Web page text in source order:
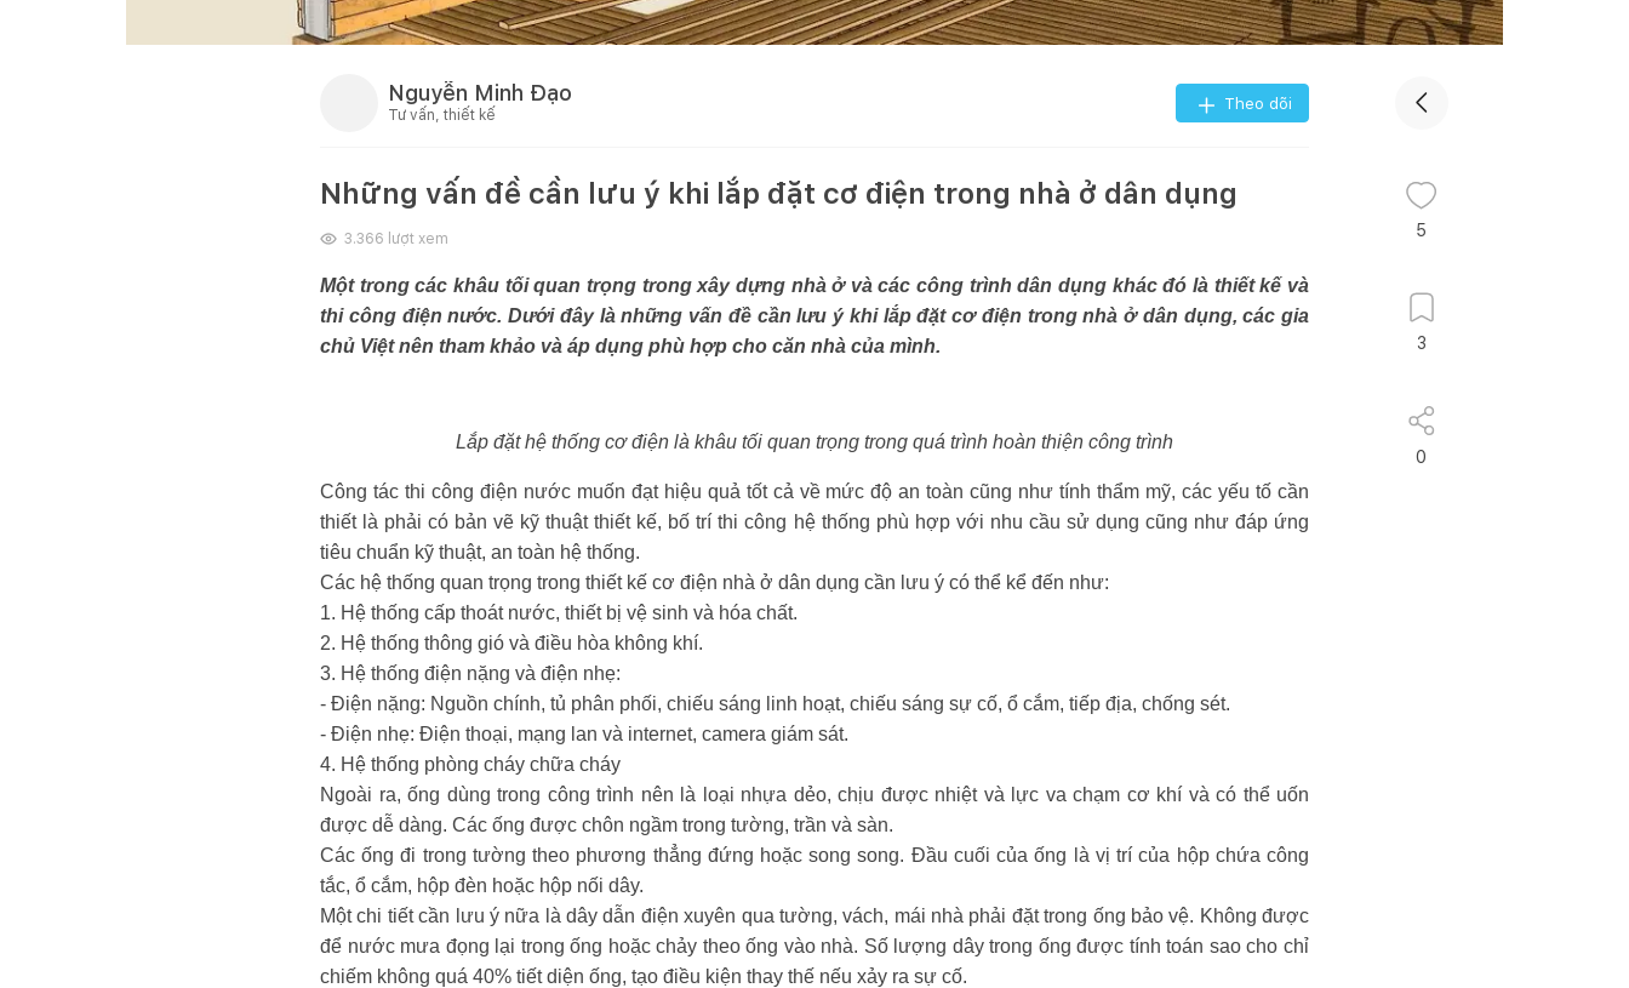
Nguyễn Minh Đạo
Tư vấn, thiết kế
Theo dõi
Những vấn đề cần lưu ý khi lắp đặt cơ điện trong nhà ở dân dụng
3.366 lượt xem
Một trong các khâu tối quan trọng trong xây dựng nhà ở và các công trình dân dụng khác đó là thiết kế và
thi công điện nước. Dưới đây là những vấn đề cần lưu ý khi lắp đặt cơ điện trong nhà ở dân dụng, các gia
chủ Việt nên tham khảo và áp dụng phù hợp cho căn nhà của mình.
Lắp đặt hệ thống cơ điện là khâu tối quan trọng trong quá trình hoàn thiện công trình
Công tác thi công điện nước muốn đạt hiệu quả tốt cả về mức độ an toàn cũng như tính thẩm mỹ, các yếu tố cần
thiết là phải có bản vẽ kỹ thuật thiết kế, bố trí thi công hệ thống phù hợp với nhu cầu sử dụng cũng như đáp ứng
tiêu chuẩn kỹ thuật, an toàn hệ thống.
Các hệ thống quan trọng trong thiết kế cơ điện nhà ở dân dụng cần lưu ý có thể kể đến như:
1. Hệ thống cấp thoát nước, thiết bị vệ sinh và hóa chất.
2. Hệ thống thông gió và điều hòa không khí.
3. Hệ thống điện nặng và điện nhẹ:
- Điện nặng: Nguồn chính, tủ phân phối, chiếu sáng linh hoạt, chiếu sáng sự cố, ổ cắm, tiếp địa, chống sét.
- Điện nhẹ: Điện thoại, mạng lan và internet, camera giám sát.
4. Hệ thống phòng cháy chữa cháy
Ngoài ra, ống dùng trong công trình nên là loại nhựa dẻo, chịu được nhiệt và lực va chạm cơ khí và có thể uốn
được dễ dàng. Các ống được chôn ngầm trong tường, trần và sàn.
Các ống đi trong tường theo phương thẳng đứng hoặc song song. Đầu cuối của ống là vị trí của hộp chứa công
tắc, ổ cắm, hộp đèn hoặc hộp nối dây.
Một chi tiết cần lưu ý nữa là dây dẫn điện xuyên qua tường, vách, mái nhà phải đặt trong ống bảo vệ. Không được
để nước mưa đọng lại trong ống hoặc chảy theo ống vào nhà. Số lượng dây trong ống được tính toán sao cho chỉ
chiếm không quá 40% tiết diện ống, tạo điều kiện thay thế nếu xảy ra sự cố.
5
3
0